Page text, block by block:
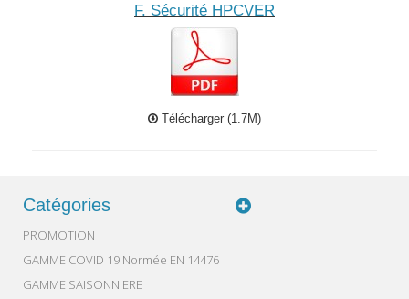
F. Sécurité HPCVER
Télécharger (1.7M)
Catégories
PROMOTION
GAMME COVID 19 Normée EN 14476
GAMME SAISONNIERE